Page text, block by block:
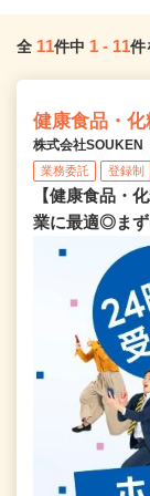
全 11件中 1 - 11件
健康食品・
株式会社SOUKEN
業務委託 登録制
【健康食品・
業に最適◎まず